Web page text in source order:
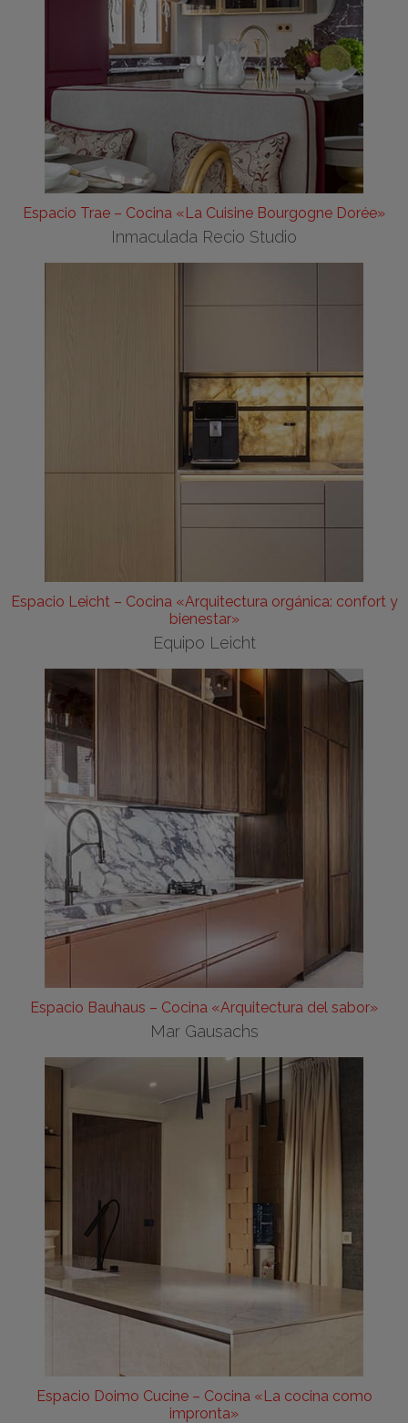
Espacio Trae – Cocina «La Cuisine Bourgogne Dorée»
Inmaculada Recio Studio
Espacio Leicht – Cocina «Arquitectura orgánica: confort y
bienestar»
Equipo Leicht
Espacio Bauhaus – Cocina «Arquitectura del sabor»
Mar Gausachs
Espacio Doimo Cucine – Cocina «La cocina como
impronta»